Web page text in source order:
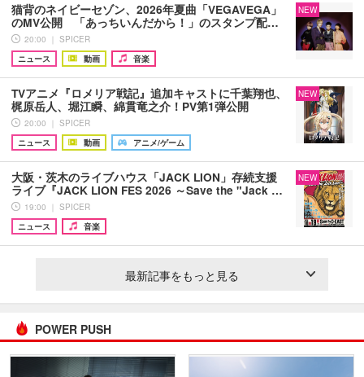
猫背のネイビーセゾン、2026年夏曲「VEGAVEGA」
のMV公開 「あっちいんだから！」のスタンプ配…
20:00 ｜ SPICER
ニュース
動画 音楽
NEW
TVアニメ『ロメリア戦記』追加キャストに千葉翔也、
梶原岳人、堀江瞬、綿貫竜之介！PV第1弾公開
20:00 ｜ SPICER
ニュース
動画 アニメ/ゲーム
NEW
大阪・茨木のライブハウス「JACK LION」存続支援
ライブ『JACK LION FES 2026 ～Save the "Jack …
19:00 ｜ SPICER
ニュース
音楽
NEW
最新記事をもっと見る
POWER PUSH